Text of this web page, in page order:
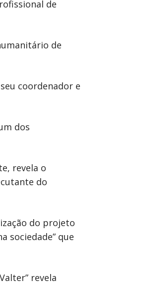
de
de
coordenador e
dos
revela o
do
do projeto
sociedade” que
revela